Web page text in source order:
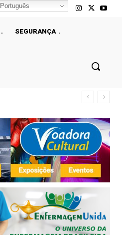
SEGURANÇA
Português